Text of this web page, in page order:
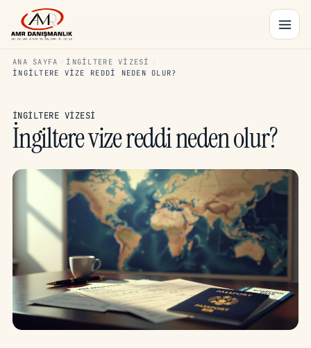
ANA SAYFA
İNGILTERE VIZESI
İNGILTERE VIZE REDDI NEDEN OLUR?
İNGILTERE VIZESI
İngiltere vize reddi neden olur?